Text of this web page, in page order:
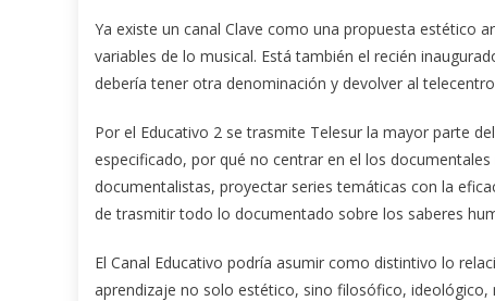
Ya existe un canal Clave como una propuesta estético
variables de lo musical. Está también el recién
debería tener otra denominación y devolver al
Por el Educativo 2 se trasmite Telesur la mayor parte
especificado, por qué no centrar en el los
documentalistas, proyectar series temáticas con la
de trasmitir todo lo documentado sobre los saberes
El Canal Educativo podría asumir como distintivo lo
aprendizaje no solo estético, sino filosófico,